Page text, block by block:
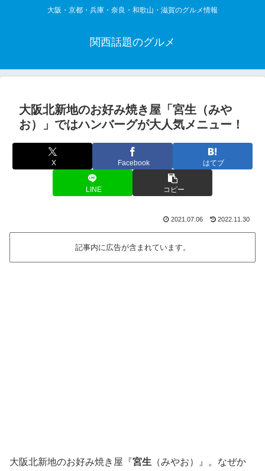
大阪・京都・兵庫・奈良・和歌山・滋賀のグルメ情報
関西話題のグルメ
大阪北新地のお好み焼き屋「宮生（みや
お）」ではハンバーグが大人気メニュー！
X Facebook はてブ
LINE コピー
2021.07.06 2022.11.30
記事内に広告が含まれています。
大阪北新地のお好み焼き屋『宮生 （みやお）』。なぜか